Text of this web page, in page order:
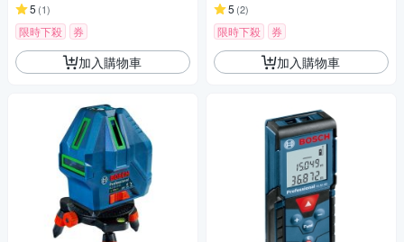
5 (1)
限時下殺 券
加入購物車
5 (2)
限時下殺 券
加入購物車